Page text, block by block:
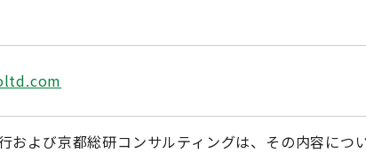
よび京都総研コンサルティングは、その内容につ